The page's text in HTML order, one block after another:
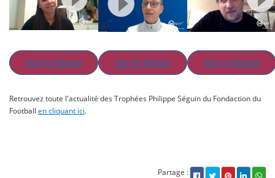
Voir le Replay Voir le Replay Voir le Replay
Retrouvez toute l'actualité des Trophées Philippe Séguin du Fondaction du
Football en cliquant ici.
Partage :